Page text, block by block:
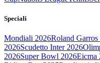
Speciali
Mondiali 2026Roland Garros
2026Scudetto Inter 2026
2026Super Bowl 2026Eicma